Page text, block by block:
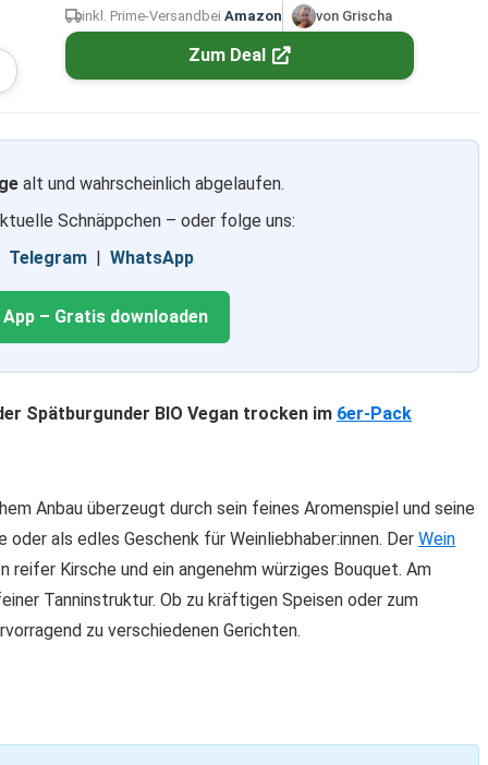
inkl. Prime-Versand bei Amazon von Grischa
Zum Deal
alt und wahrscheinlich abgelaufen.
Schnäppchen – oder folge uns:
Telegram | WhatsApp
– Gratis downloaden
Spätburgunder BIO Vegan trocken im 6er-Pack
Anbau überzeugt durch sein feines Aromenspiel und seine
als edles Geschenk für Weinliebhaber:innen. Der Wein
Kirsche und ein angenehm würziges Bouquet. Am
Tanninstruktur. Ob zu kräftigen Speisen oder zum
zu verschiedenen Gerichten.